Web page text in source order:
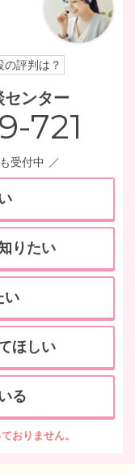
の評判は？
ンター
721
受付中
りたい
い
ほしい
る
おりません。